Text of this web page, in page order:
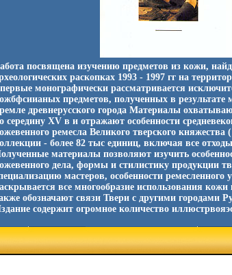
посвящена изучению предметов из кожи,
раскопках 1993 - 1997 гг на
монографически рассматривается
предметов, полученных в результате
древнерусского города Материалы
середину XV в и отражают особенности
ремесла Великого тверского княжества
- более 82 тыс единиц, включая все
материалы позволяют изучить
дела, формы и стилистику продукции
мастеров, особенности ремесленного
все многообразие использования кожи
обозначают связи Твери с другими городами
содержит огромное количество